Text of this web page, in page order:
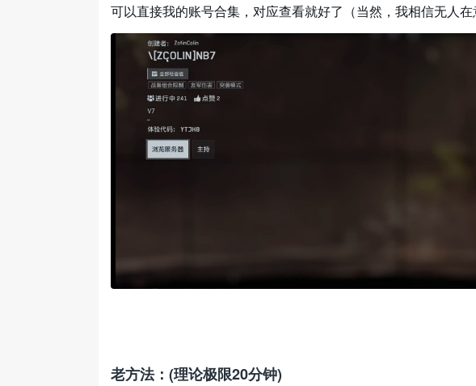
可以直接我的账号合集，对应查看就好了（当然，我相信无人在
老方法：(理论极限20分钟)